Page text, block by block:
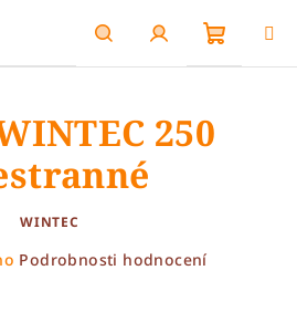
HledatPřihlášení
košík
250
WINTEC
Podrobnosti hodnocení